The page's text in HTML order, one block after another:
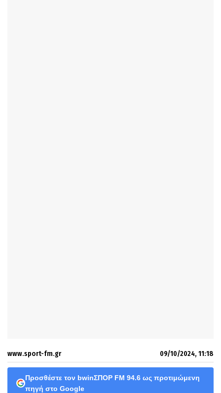
www.sport-fm.gr 09/10/2024, 11:18
Προσθέστε τον bwinΣΠΟΡ FM 94.6 ως προτιμώμενη
πηγή στο Google